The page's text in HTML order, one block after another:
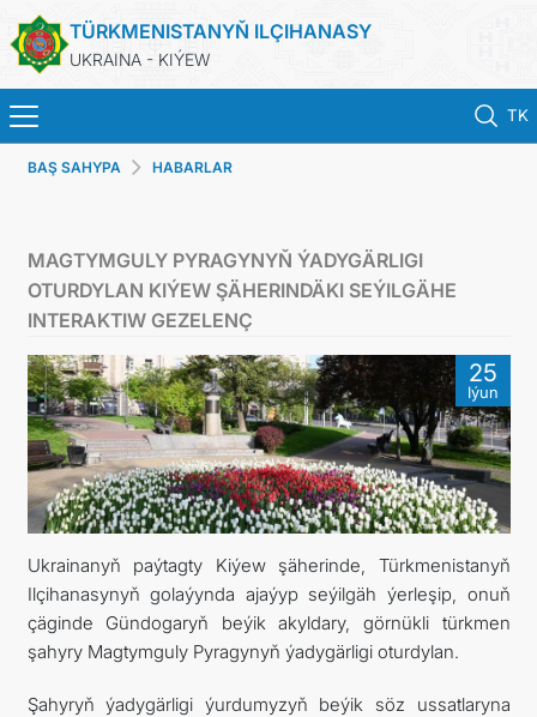
TÜRKMENISTANYŇ ILÇIHANASY
UKRAINA - KIÝEW
TK
BAŞ SAHYPA
TÜRKMENISTAN
KONSULLYK HYZMATLARY
DIM
ARAGATNAŞYK
BAŞ SAHYPA HABARLAR
MAGTYMGULY PYRAGYNYŇ ÝADYGÄRLIGI
OTURDYLAN KIÝEW ŞÄHERINDÄKI SEÝILGÄHE
INTERAKTIW GEZELENÇ
25
Iýun
Ukrainanyň paýtagty Kiýew şäherinde, Türkmenistanyň
Ilçihanasynyň golaýynda ajaýyp seýilgäh ýerleşip, onuň
çäginde Gündogaryň beýik akyldary, görnükli türkmen
şahyry Magtymguly Pyragynyň ýadygärligi oturdylan.
Şahyryň ýadygärligi ýurdumyzyň beýik söz ussatlaryna